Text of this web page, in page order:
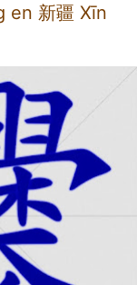
en 新疆 Xīn